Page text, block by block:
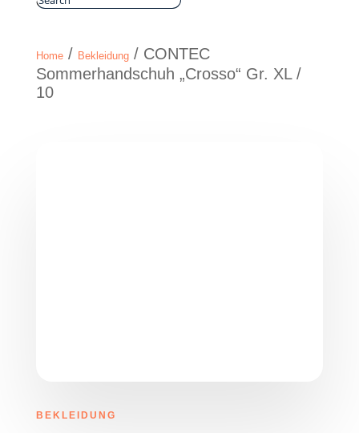
Home/ Bekleidung/ CONTEC
Sommerhandschuh „Crosso“ Gr. XL /
10
BEKLEIDUNG